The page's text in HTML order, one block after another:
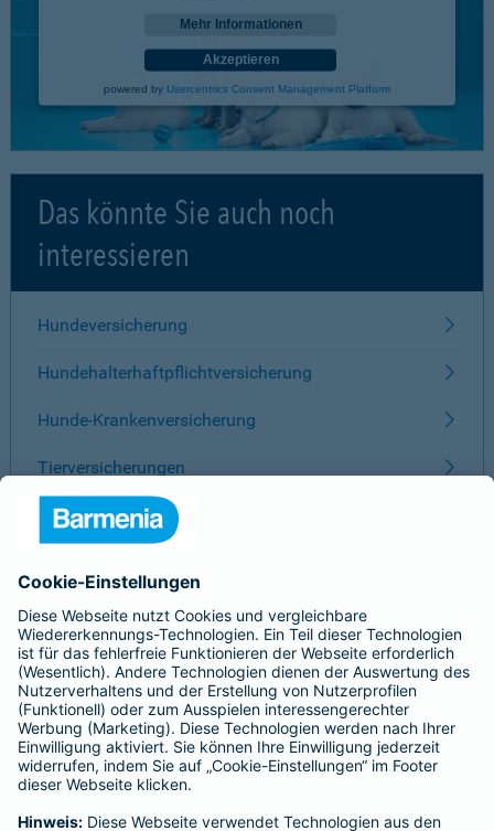
Mehr Informationen
Akzeptieren
powered by Usercentrics Consent Management Platform
Das könnte Sie auch noch
interessieren
Hundeversicherung
Hundehalterhaftpflichtversicherung
Hunde-Krankenversicherung
Tierversicherungen
ÜBER BARMENIA
Kontakt
Karriere
Presse
Unternehmen
Anfahrt
Affiliate-Partner werden
Barmenia ist Teil der BarmeniaGothaer